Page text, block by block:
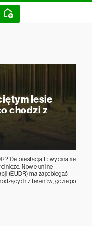
lesie
chodzi z
Deforestacja to wycinanie
Nowe unijne
(EUDR) ma zapobiegać
z terenów, gdzie po